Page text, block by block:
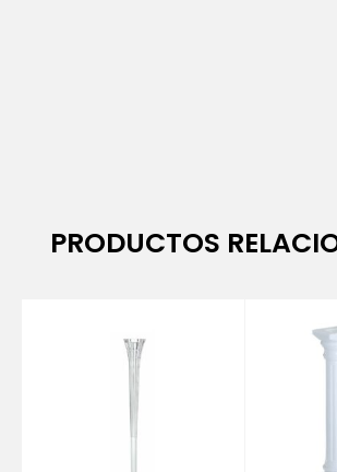
PRODUCTOS